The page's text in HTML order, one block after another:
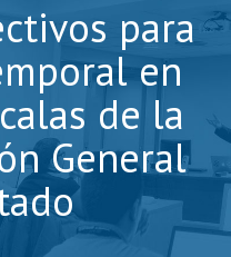
para
en
de la
General